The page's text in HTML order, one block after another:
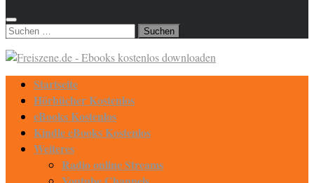
Suchen
Startseite
Hörbücher Kostenlos
eBooks Kostenlos
Kindle eBooks Kostenlos
Weiteres
Radio online Streams